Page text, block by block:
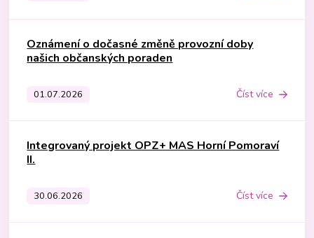
Oznámení o dočasné změně provozní doby
našich občanských poraden
01.07.2026 Číst více
Integrovaný projekt OPZ+ MAS Horní Pomoraví
II.
30.06.2026 Číst více